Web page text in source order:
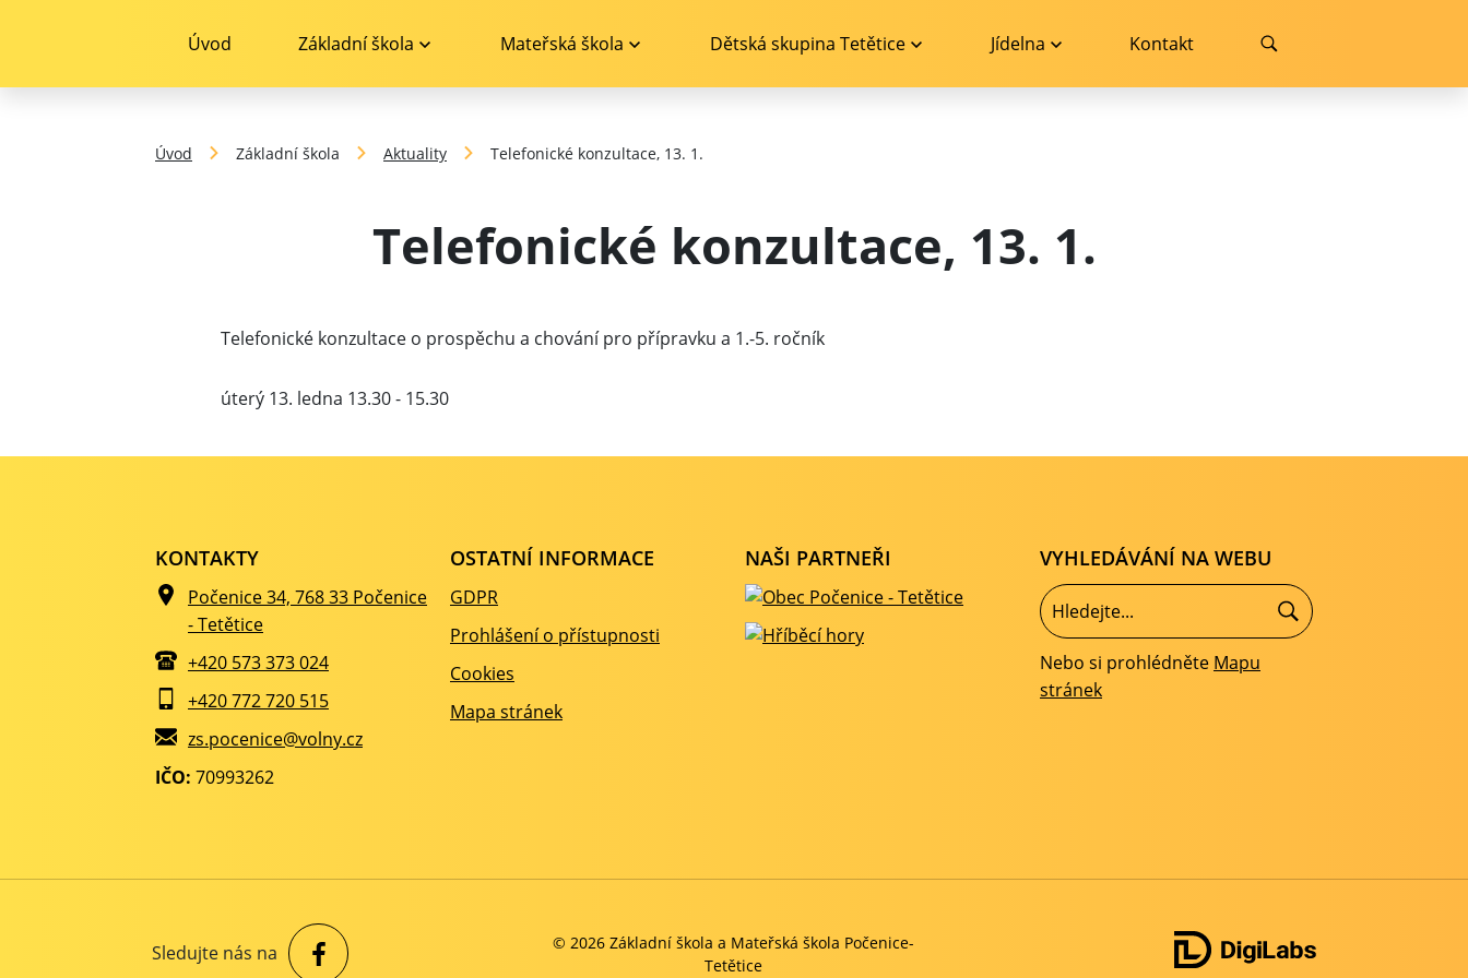
Úvod Základní škola Mateřská škola Dětská skupina Tetětice Jídelna Kontakt
Úvod Základní škola Aktuality Telefonické konzultace, 13. 1.
Telefonické konzultace, 13. 1.
Telefonické konzultace o prospěchu a chování pro přípravku a 1.-5. ročník
úterý 13. ledna 13.30 - 15.30
KONTAKTY
Počenice 34, 768 33 Počenice
- Tetětice
+420 573 373 024
+420 772 720 515
zs.pocenice@volny.cz
IČO: 70993262
OSTATNÍ INFORMACE
GDPR
Prohlášení o přístupnosti
Cookies
Mapa stránek
NAŠI PARTNEŘI VYHLEDÁVÁNÍ NA WEBU
Nebo si prohlédněte Mapu
stránek
© 2026 Základní škola a Mateřská škola Počenice-
Tetětice
Sledujte nás na